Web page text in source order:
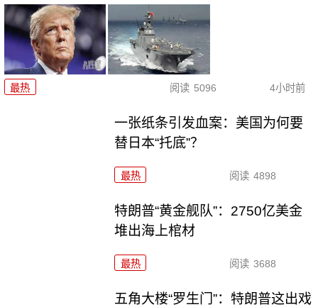
最热 阅读 5096 4小时前
一张纸条引发血案：美国为何要
替日本“托底”？
最热 阅读 4898
特朗普“黄金舰队”：2750亿美金
堆出海上棺材
最热 阅读 3688
五角大楼“罗生门”：特朗普这出戏